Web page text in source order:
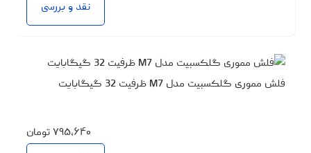
نقد و بررسی
فلش مموری گلکسبیت مدل M7 ظرفیت 32 گیگابایت
۷۹۵،۶۴۰ تومان